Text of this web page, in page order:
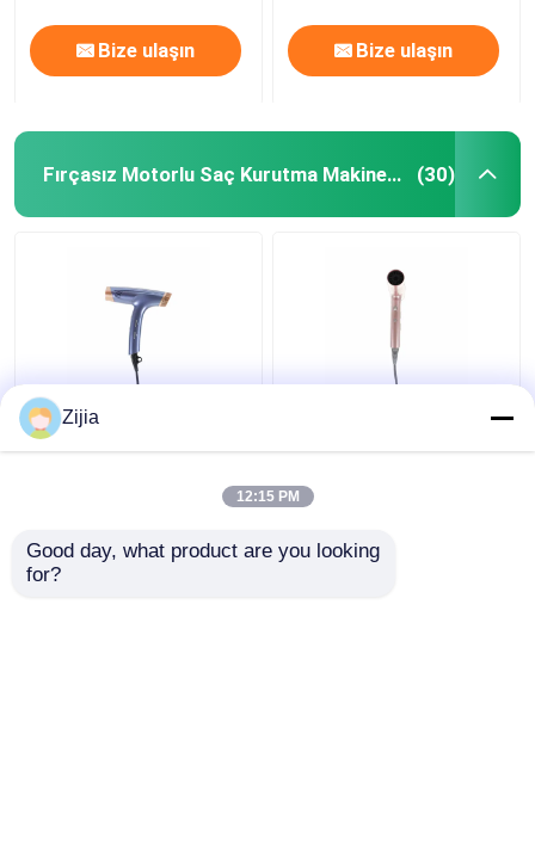
Bize ulaşın Bize ulaşın
Fırçasız Motorlu Saç Kurutma Makinesi (30)
Ev İçin Yüksek Hızlı
Fırçasız Motorlu Saç
Makinesi Fırçasız
Motor Tipi
Zijia
12:15 PM
Good day, what product are you looking
for?